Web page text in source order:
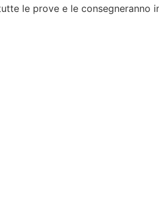
le prove e le consegneranno